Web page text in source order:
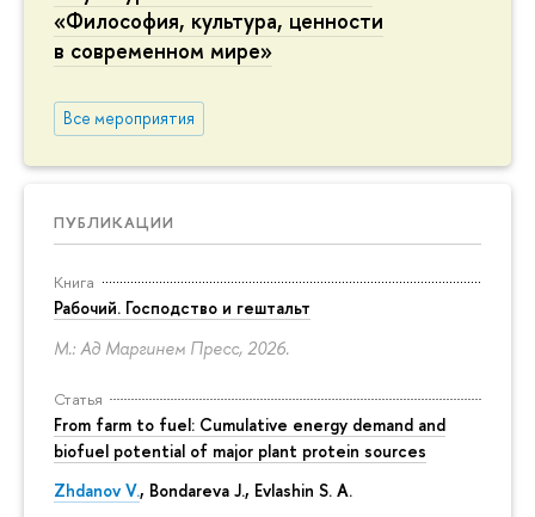
«Философия, культура, ценности
в современном мире»
Все мероприятия
ПУБЛИКАЦИИ
Книга
Рабочий. Господство и гештальт
М.: Ад Маргинем Пресс, 2026.
Статья
From farm to fuel: Cumulative energy demand and
biofuel potential of major plant protein sources
Zhdanov V., Bondareva J., Evlashin S. A.